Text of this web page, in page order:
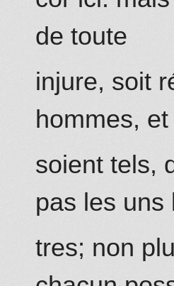
de toute
injure, soit
hommes,
soient tels,
pas les uns
tres; non